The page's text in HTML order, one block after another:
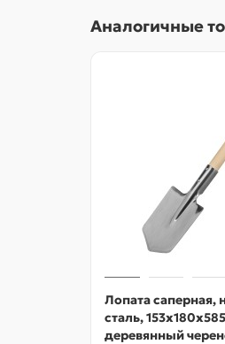
Аналогичные
Лопата
сталь,
деревянный